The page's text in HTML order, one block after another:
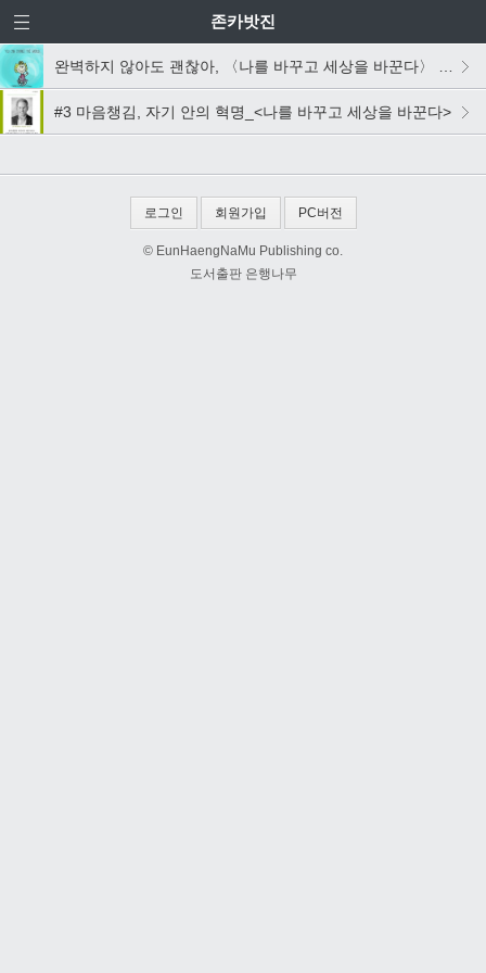
존카밧진
완벽하지 않아도 괜찮아, 〈나를 바꾸고 세상을 바꾼다〉 편집 후기
#3 마음챙김, 자기 안의 혁명_<나를 바꾸고 세상을 바꾼다>
로그인 회원가입 PC버전
© EunHaengNaMu Publishing co.
도서출판 은행나무